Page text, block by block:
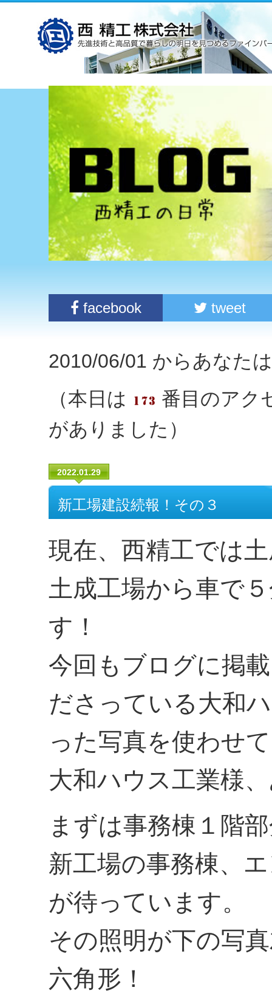
facebook tweet
2010/06/01 からあなた
（本日は
番目のア
がありました）
2022.01.29
新工場建設続報！その３
現在、西精工では
土成工場から車で
す！
今回もブログに掲
ださっている大和
った写真を使わせ
大和ハウス工業様
まずは事務棟１階
新工場の事務棟、
が待っています。
その照明が下の写
六角形！